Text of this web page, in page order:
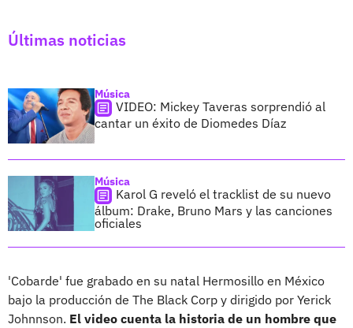
Últimas noticias
Música
VIDEO: Mickey Taveras sorprendió al
cantar un éxito de Diomedes Díaz
Música
Karol G reveló el tracklist de su nuevo
álbum: Drake, Bruno Mars y las canciones
oficiales
'Cobarde' fue grabado en su natal Hermosillo en México
bajo la producción de The Black Corp y dirigido por Yerick
Johnnson. El video cuenta la historia de un hombre que